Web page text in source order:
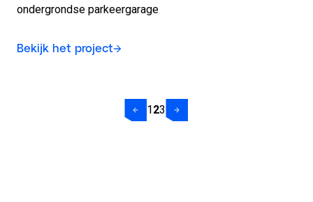
ondergrondse parkeergarage
Bekijk het project
123